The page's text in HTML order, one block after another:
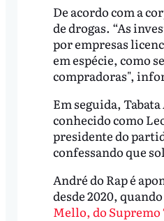
De acordo com a
de drogas. “As
por empresas
em espécie, como
compradoras",
Em seguida,
conhecido como
presidente do
confessando que
André do Rap é
desde 2020,
Mello, do